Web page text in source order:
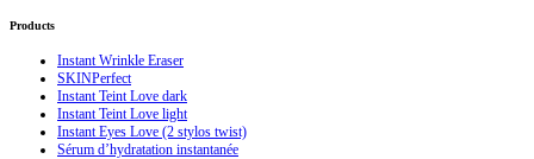
Products
Instant Wrinkle Eraser
SKINPerfect
Instant Teint Love dark
Instant Teint Love light
Instant Eyes Love (2 stylos twist)
Sérum d’hydratation instantanée